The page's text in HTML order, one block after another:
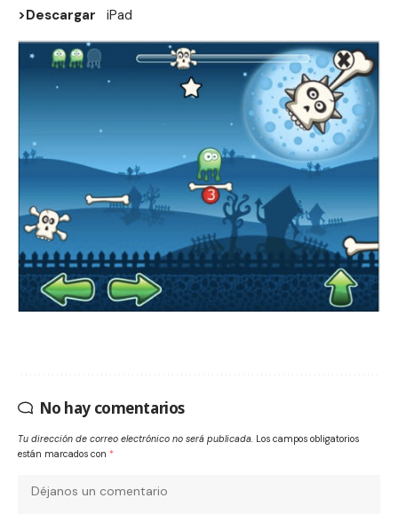
>Descargar iPad
No hay comentarios
Tu dirección de correo electrónico no será publicada. Los campos obligatorios
están marcados con *